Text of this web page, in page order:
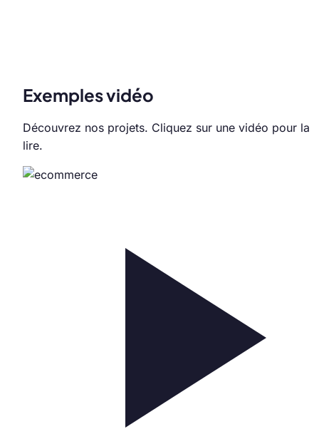
Exemples vidéo
Découvrez nos projets. Cliquez sur une vidéo pour la
lire.